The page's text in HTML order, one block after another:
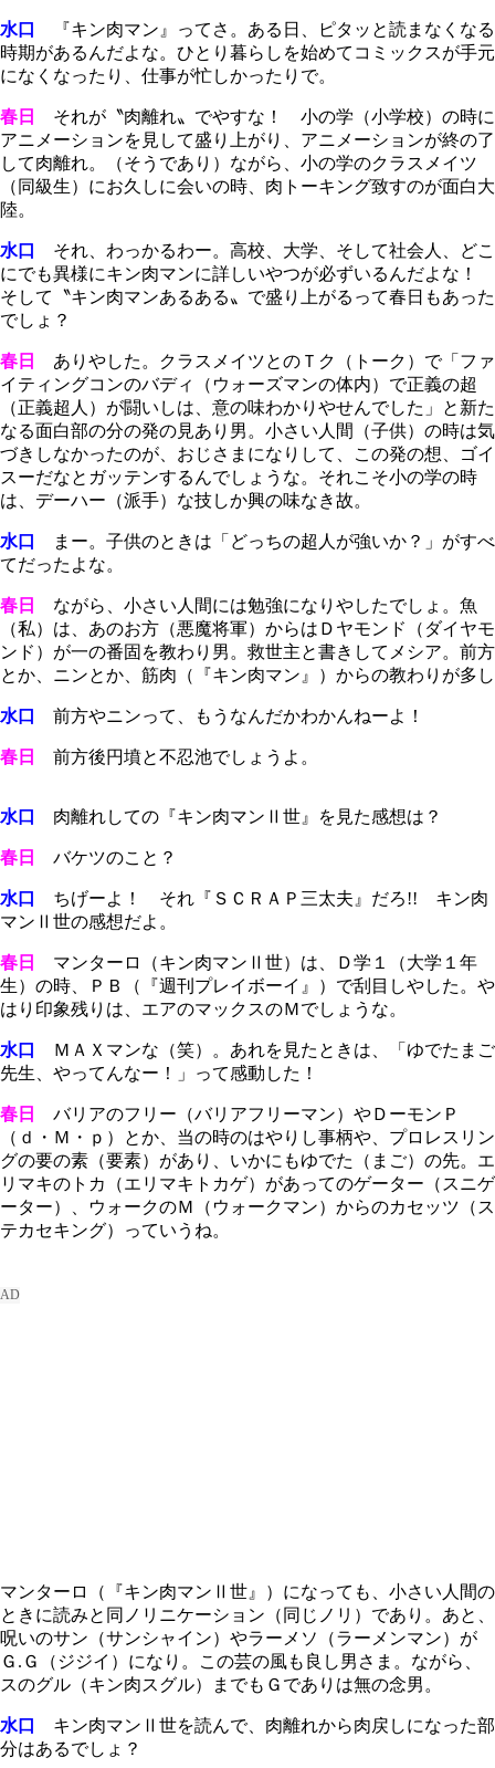
水口
『キン肉マン』ってさ。ある日、ピタッと読まなくなる
時期があるんだよな。ひとり暮らしを始めてコミックスが手元
になくなったり、仕事が忙しかったりで。
春日
それが〝肉離れ〟でやすな！ 小の学（小学校）の時に
アニメーションを見して盛り上がり、アニメーションが終の了
して肉離れ。（そうであり）ながら、小の学のクラスメイツ
（同級生）にお久しに会いの時、肉トーキング致すのが面白大
陸。
水口
それ、わっかるわー。高校、大学、そして社会人、どこ
にでも異様にキン肉マンに詳しいやつが必ずいるんだよな！
そして〝キン肉マンあるある〟で盛り上がるって春日もあった
でしょ？
春日
ありやした。クラスメイツとのＴク（トーク）で「ファ
イティングコンのバディ（ウォーズマンの体内）で正義の超
（正義超人）が闘いしは、意の味わかりやせんでした」と新た
なる面白部の分の発の見あり男。小さい人間（子供）の時は気
づきしなかったのが、おじさまになりして、この発の想、ゴイ
スーだなとガッテンするんでしょうな。それこそ小の学の時
は、デーハー（派手）な技しか興の味なき故。
水口
まー。子供のときは「どっちの超人が強いか？」がすべ
てだったよな。
春日
ながら、小さい人間には勉強になりやしたでしょ。魚
（私）は、あのお方（悪魔将軍）からはＤヤモンド（ダイヤモ
ンド）が一の番固を教わり男。救世主と書きしてメシア。前方
とか、ニンとか、筋肉（『キン肉マン』）からの教わりが多し
水口 前方やニンって、もうなんだかわかんねーよ！
春日 前方後円墳と不忍池でしょうよ。
水口 肉離れしての『キン肉マンⅡ世』を見た感想は？
春日 バケツのこと？
水口
ちげーよ！ それ『ＳＣＲＡＰ三太夫』だろ!! キン肉
マンⅡ世の感想だよ。
春日
マンターロ（キン肉マンⅡ世）は、Ｄ学１（大学１年
生）の時、ＰＢ（『週刊プレイボーイ』）で刮目しやした。や
はり印象残りは、エアのマックスのＭでしょうな。
水口
ＭＡＸマンな（笑）。あれを見たときは、「ゆでたまご
先生、やってんなー！」って感動した！
春日
バリアのフリー（バリアフリーマン）やＤーモンＰ
（ｄ・Ｍ・ｐ）とか、当の時のはやりし事柄や、プロレスリン
グの要の素（要素）があり、いかにもゆでた（まご）の先。エ
リマキのトカ（エリマキトカゲ）があってのゲーター（スニゲ
ーター）、ウォークのＭ（ウォークマン）からのカセッツ（ス
テカセキング）っていうね。
マンターロ（『キン肉マンⅡ世』）になっても、小さい人間の
ときに読みと同ノリニケーション（同じノリ）であり。あと、
呪いのサン（サンシャイン）やラーメソ（ラーメンマン）が
Ｇ.Ｇ（ジジイ）になり。この芸の風も良し男さま。ながら、
スのグル（キン肉スグル）までもＧでありは無の念男。
水口
キン肉マンⅡ世を読んで、肉離れから肉戻しになった部
分はあるでしょ？